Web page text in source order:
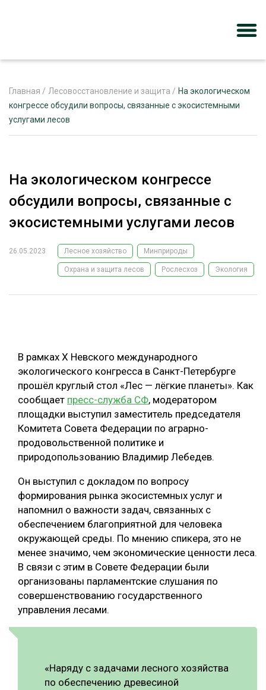
ЖУРНАЛ «ЛЕСНОЙ КОМПЛЕКС»
ЛЕСОЗАГОТОВКА
ЛОГИСТИКА
ПРОИЗВОДСТВО ДРЕВЕСНЫХ ПЛИТ
ЦБП
КОМПЛЕКСНАЯ ПЕРЕРАБОТКА
ДЕРЕВЯННОЕ ДОМОСТРОЕНИЕ
БЕЗОПАСНОЕ ПРОИЗВОДСТВО
СОРТИРОВКА ДРЕВЕСИНЫ
СУШКА ДРЕВЕСИНЫ
МЕБЕЛЬНОЕ ПРОИЗВОДСТВО
ПОДБОРКИ СТАТЕЙ
ЭКСПЕРТНОЕ МНЕНИЕ
Главная / Лесовосстановление и защита / На экологическом
конгрессе обсудили вопросы, связанные с экосистемными
услугами лесов
На экологическом конгрессе
обсудили вопросы, связанные с
экосистемными услугами лесов
26.05.2023 Лесное хозяйство Минприроды
Охрана и защита лесов Рослесхоз Экология
В рамках X Невского международного
экологического конгресса в Санкт-Петербурге
прошёл круглый стол «Лес — лёгкие планеты». Как
сообщает пресс-служба СФ, модератором
площадки выступил заместитель председателя
Комитета Совета Федерации по аграрно-
продовольственной политике и
природопользованию Владимир Лебедев.
Он выступил с докладом по вопросу
формирования рынка экосистемных услуг и
напомнил о важности задач, связанных с
обеспечением благоприятной для человека
окружающей среды. По мнению спикера, это не
менее значимо, чем экономические ценности леса.
В связи с этим в Совете Федерации были
организованы парламентские слушания по
совершенствованию государственного
управления лесами.
«Наряду с задачами лесного хозяйства
по обеспечению древесиной